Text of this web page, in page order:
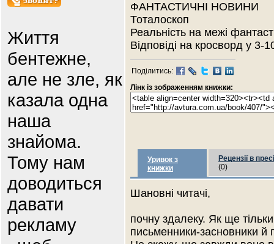
Життя
бентежне,
але не зле, як
казала одна
наша
знайома.
Тому нам
доводиться
давати
рекламу
ФАНТАСТИЧНІ НОВИНИ
Тоталоскоп
Реальність на межі
Відповіді на кросворд у 3-
Поділитись:
Лінк із зображенням книжки:
Уривок з
книжки
Рецензії в пресі
(0)
Шановні читачі,
почну здалеку. Як ще
письменники-засновники й